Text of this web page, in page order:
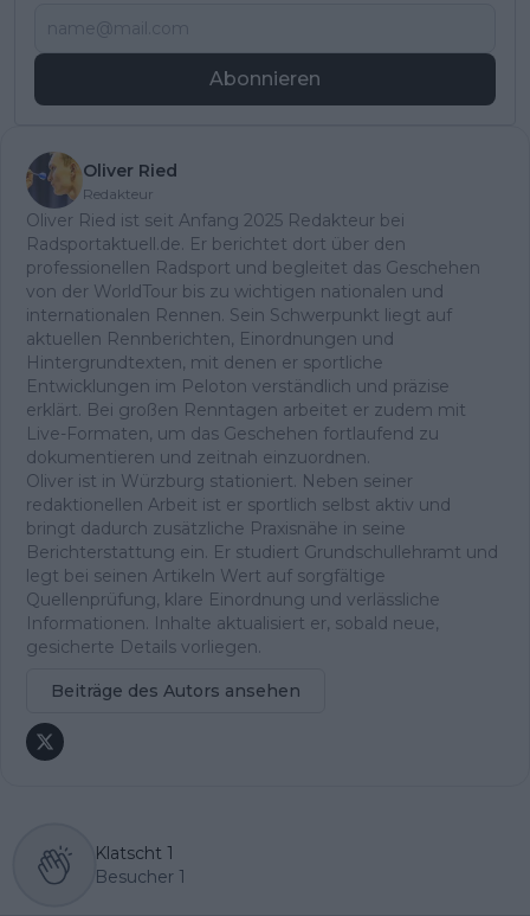
Abonnieren
Oliver Ried
Redakteur
Oliver Ried ist seit Anfang 2025 Redakteur bei
Radsportaktuell.de. Er berichtet dort über den
professionellen Radsport und begleitet das Geschehen
von der WorldTour bis zu wichtigen nationalen und
internationalen Rennen. Sein Schwerpunkt liegt auf
aktuellen Rennberichten, Einordnungen und
Hintergrundtexten, mit denen er sportliche
Entwicklungen im Peloton verständlich und präzise
erklärt. Bei großen Renntagen arbeitet er zudem mit
Live-Formaten, um das Geschehen fortlaufend zu
dokumentieren und zeitnah einzuordnen.
Oliver ist in Würzburg stationiert. Neben seiner
redaktionellen Arbeit ist er sportlich selbst aktiv und
bringt dadurch zusätzliche Praxisnähe in seine
Berichterstattung ein. Er studiert Grundschullehramt und
legt bei seinen Artikeln Wert auf sorgfältige
Quellenprüfung, klare Einordnung und verlässliche
Informationen. Inhalte aktualisiert er, sobald neue,
gesicherte Details vorliegen.
Beiträge des Autors ansehen
Klatscht 1
Besucher 1